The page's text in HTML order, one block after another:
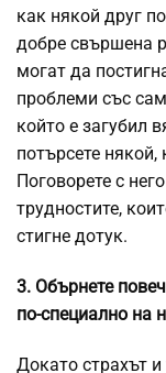
как някой друг
добре свършена
могат да
проблеми със
който е загубил
потърсете
Поговорете с
трудностите,
стигне дотук.
3. Обърнете
по-специално на
Докато страхът